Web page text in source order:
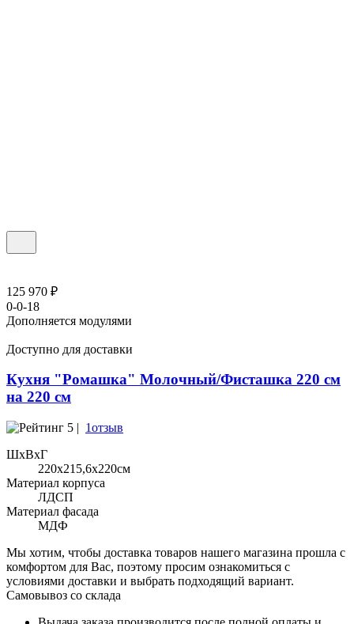
125 970 ₽
0-0-18
Дополняется модулями
Доступно для доставки
Кухня "Ромашка" Молочный/Фисташка 220 см
на 220 см
5 | 1отзыв
ШхВхГ
220x215,6х220см
Материал корпуса
ЛДСП
Материал фасада
МДФ
Мы хотим, чтобы доставка товаров нашего магазина прошла с
комфортом для Вас, поэтому просим ознакомиться с
условиями доставки и выбрать подходящий вариант.
Самовывоз со склада